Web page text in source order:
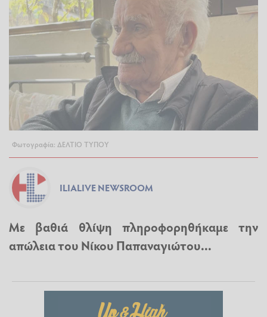
Φωτογραφία: ΔΕΛΤΙΟ ΤΥΠΟΥ
ILIALIVE NEWSROOM
Με βαθιά θλίψη πληροφορηθήκαμε την
απώλεια του Νίκου Παπαναγιώτου...